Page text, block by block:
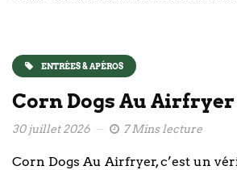
ENTRÉES & APÉROS
Corn Dogs Au Airfryer
30 juillet 2026 7 Mins lecture
Corn Dogs Au Airfryer, c’est un